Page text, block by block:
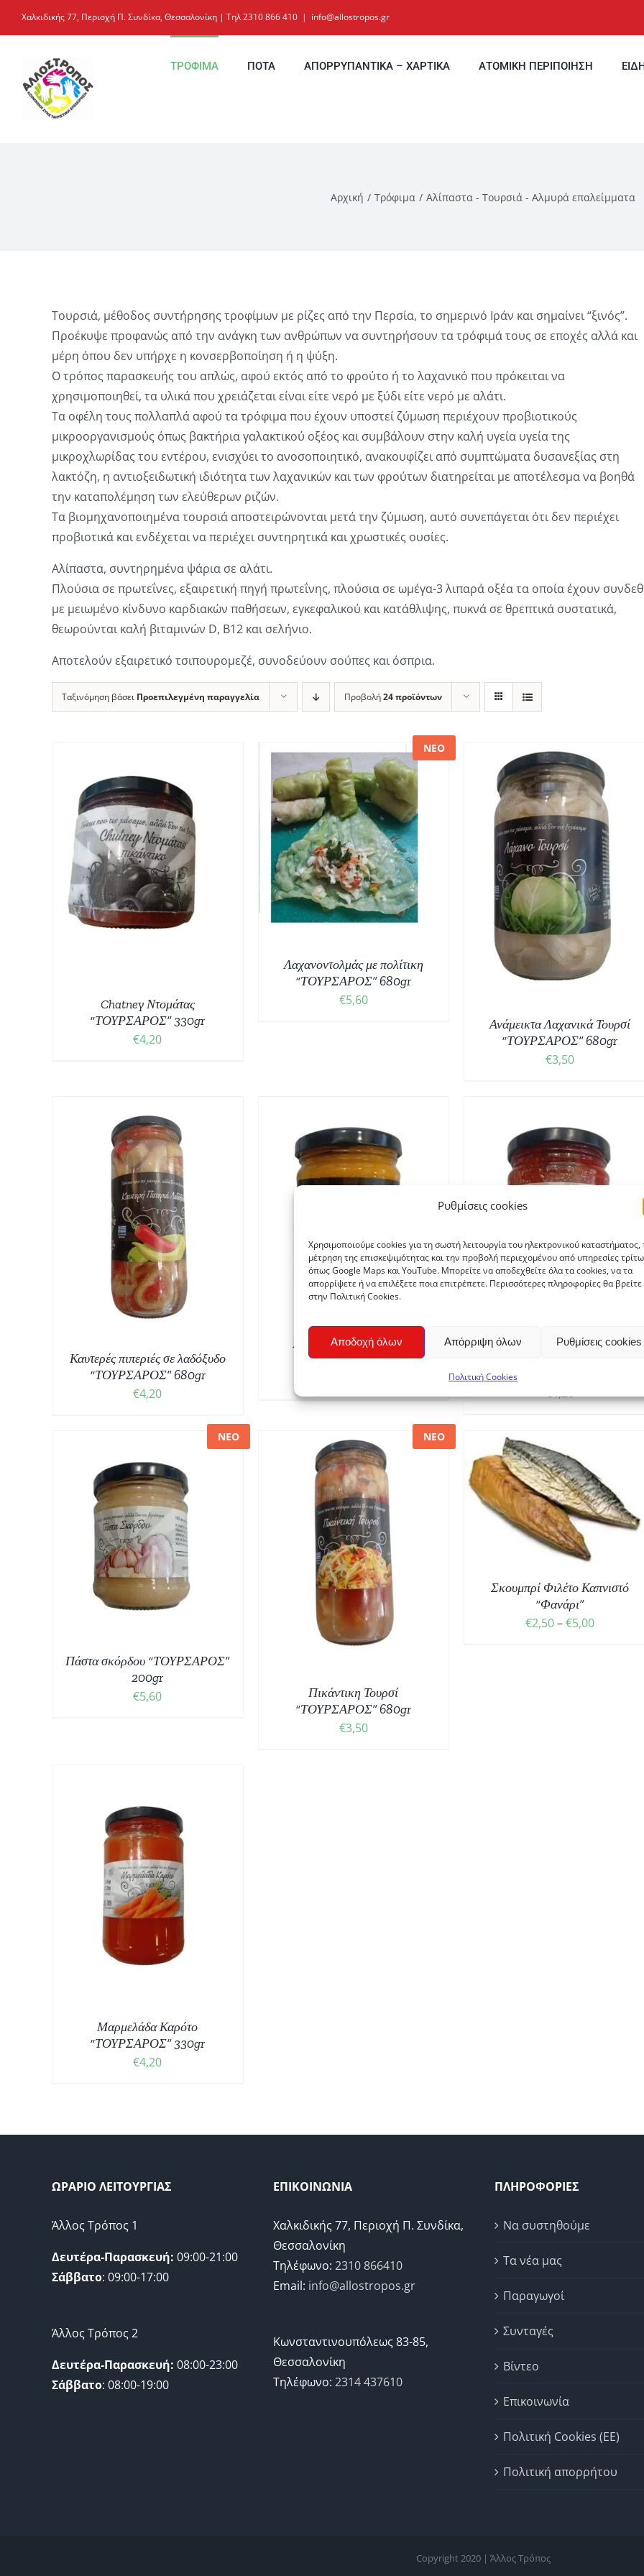
Ρυθμίσεις cookies
Χρησιμοποιούμε cookies για τη σωστή λειτουργία του ηλεκτρονικού καταστήματος,
μέτρηση της επισκεψιμότητας και την προβολή περιεχομένου από υπηρεσίες
όπως Google Maps και YouTube. Μπορείτε να αποδεχθείτε όλα τα cookies, να τα
απορρίψετε ή να επιλέξετε ποια επιτρέπετε. Περισσότερες πληροφορίες θα βρείτε
στην Πολιτική Cookies.
Αποδοχή όλων Απόρριψη όλων Ρυθμίσεις cookies
Πολιτική Cookies
Χαλκιδικής 77, Περιοχή Π. Συνδίκα, Θεσσαλονίκη | Τηλ 2310 866 410 | info@allostropos.gr
ΤΡΟΦΙΜΑ ΠΟΤΑ ΑΠΟΡΡΥΠΑΝΤΙΚΑ – ΧΑΡΤΙΚΑ ΑΤΟΜΙΚΗ ΠΕΡΙΠΟΙΗΣΗ
Αρχική Τρόφιμα Αλίπαστα - Τουρσιά - Αλμυρά επαλείμματα
Τουρσιά, μέθοδος συντήρησης τροφίμων με ρίζες από την Περσία, το σημερινό Ιράν και σημαίνει “ξινός”.
Προέκυψε προφανώς από την ανάγκη των ανθρώπων να συντηρήσουν τα τρόφιμά τους σε εποχές αλλά και
μέρη όπου δεν υπήρχε η κονσερβοποίηση ή η ψύξη.
Ο τρόπος παρασκευής του απλώς, αφού εκτός από το φρούτο ή το λαχανικό που πρόκειται να
χρησιμοποιηθεί, τα υλικά που χρειάζεται είναι είτε νερό με ξύδι είτε νερό με αλάτι.
Τα οφέλη τους πολλαπλά αφού τα τρόφιμα που έχουν υποστεί ζύμωση περιέχουν προβιοτικούς
μικροοργανισμούς όπως βακτήρια γαλακτικού οξέος και συμβάλουν στην καλή υγεία υγεία της
μικροχλωρίδας του εντέρου, ενισχύει το ανοσοποιητικό, ανακουφίζει από συμπτώματα δυσανεξίας στη
λακτόζη, η αντιοξειδωτική ιδιότητα των λαχανικών και των φρούτων διατηρείται με αποτέλεσμα να βοηθά
την καταπολέμηση των ελεύθερων ριζών.
Τα βιομηχανοποιημένα τουρσιά αποστειρώνονται μετά την ζύμωση, αυτό συνεπάγεται ότι δεν περιέχει
προβιοτικά και ενδέχεται να περιέχει συντηρητικά και χρωστικές ουσίες.
Αλίπαστα, συντηρημένα ψάρια σε αλάτι.
Πλούσια σε πρωτεΐνες, εξαιρετική πηγή πρωτεΐνης, πλούσια σε ωμέγα-3 λιπαρά οξέα τα οποία έχουν
με μειωμένο κίνδυνο καρδιακών παθήσεων, εγκεφαλικού και κατάθλιψης, πυκνά σε θρεπτικά συστατικά,
θεωρούνται καλή βιταμινών D, B12 και σελήνιο.
Αποτελούν εξαιρετικό τσιπουρομεζέ, συνοδεύουν σούπες και όσπρια.
Ταξινόμηση βάσει Προεπιλεγμένη παραγγελία Προβολή24 προϊόντων
Chatney Ντομάτας
“ΤΟΥΡΣΑΡΟΣ” 330gr
€4,20
ΠΡΟΣΘΉΚΗ ΣΤΟ ΚΑΛΆΘΙ
ΛΕΠΤΟΜΈΡΕΙΕΣ
ΝΕΟ
Λαχανοντολμάς με πολίτικη
“ΤΟΥΡΣΑΡΟΣ” 680gr
€5,60
ΠΡΟΣΘΉΚΗ ΣΤΟ ΚΑΛΆΘΙ
ΛΕΠΤΟΜΈΡΕΙΕΣ
Ανάμεικτα Λαχανικά Τουρσί
“ΤΟΥΡΣΑΡΟΣ” 680gr
€3,50
Καυτερές πιπεριές σε λαδόξυδο
“ΤΟΥΡΣΑΡΟΣ” 680gr
€4,20
ΠΡΟΣΘΉΚΗ ΣΤΟ ΚΑΛΆΘΙ
ΛΕΠΤΟΜΈΡΕΙΕΣ
Ντιπ Καυτερής Πιπεριάς
“ΤΟΥΡΣΑΡΟΣ” 200gr
“ΤΟΥΡΣΑΡΟΣ” 200gr
€4,20
ΝΕΟ
Πάστα σκόρδου “ΤΟΥΡΣΑΡΟΣ”
200gr
€5,60
ΠΡΟΣΘΉΚΗ ΣΤΟ ΚΑΛΆΘΙ
ΛΕΠΤΟΜΈΡΕΙΕΣ
ΝΕΟ
Πικάντικη Τουρσί
“ΤΟΥΡΣΑΡΟΣ” 680gr
€3,50
ΕΠΙΛΟΓΉΑΥΤΌ
ΤΟ
ΠΡΟΪΌΝ
ΈΧΕΙ
ΠΟΛΛΑΠΛΈΣ
ΠΑΡΑΛΛΑΓΈΣ.
ΟΙ
ΕΠΙΛΟΓΈΣ
ΜΠΟΡΟΎΝ
ΝΑ
ΣΕΛΊΔΑ
ΤΟΥ
ΠΡΟΪΌΝΤΟΣ
/ ΛΕΠΤΟΜΈΡΕΙΕΣ
Σκουμπρί Φιλέτο Καπνιστό
“Φανάρι”
€2,50–€5,00Price
Μαρμελάδα Καρότο
“ΤΟΥΡΣΑΡΟΣ” 330gr
€4,20
ΩΡΑΡΙΟ ΛΕΙΤΟΥΡΓΙΑΣ
Άλλος Τρόπος 1
Δευτέρα-Παρασκευή: 09:00-21:00
Σάββατο: 09:00-17:00
Άλλος Τρόπος 2
Δευτέρα-Παρασκευή: 08:00-23:00
Σάββατο: 08:00-19:00
ΕΠΙΚΟΙΝΩΝΙΑ
Χαλκιδικής 77, Περιοχή Π. Συνδίκα,
Θεσσαλονίκη
Τηλέφωνο: 2310 866410
Email: info@allostropos.gr
Κωνσταντινουπόλεως 83-85,
Θεσσαλονίκη
Τηλέφωνο: 2314 437610
ΠΛΗΡΟΦΟΡΙΕΣ
Να συστηθούμε
Τα νέα μας
Παραγωγοί
Συνταγές
Βίντεο
Επικοινωνία
Πολιτική Cookies (ΕΕ)
Πολιτική απορρήτου
Copyright 2020 | Άλλος Τρόπος